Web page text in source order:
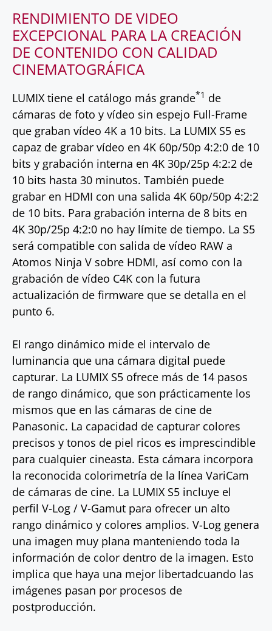
RENDIMIENTO DE VIDEO
EXCEPCIONAL PARA LA CREACIÓN
DE CONTENIDO CON CALIDAD
CINEMATOGRÁFICA
LUMIX tiene el catálogo más grande*1 de
cámaras de foto y vídeo sin espejo Full-Frame
que graban vídeo 4K a 10 bits. La LUMIX S5 es
capaz de grabar vídeo en 4K 60p/50p 4:2:0 de 10
bits y grabación interna en 4K 30p/25p 4:2:2 de
10 bits hasta 30 minutos. También puede
grabar en HDMI con una salida 4K 60p/50p 4:2:2
de 10 bits. Para grabación interna de 8 bits en
4K 30p/25p 4:2:0 no hay límite de tiempo. La S5
será compatible con salida de vídeo RAW a
Atomos Ninja V sobre HDMI, así como con la
grabación de vídeo C4K con la futura
actualización de firmware que se detalla en el
punto 6.
El rango dinámico mide el intervalo de
luminancia que una cámara digital puede
capturar. La LUMIX S5 ofrece más de 14 pasos
de rango dinámico, que son prácticamente los
mismos que en las cámaras de cine de
Panasonic. La capacidad de capturar colores
precisos y tonos de piel ricos es imprescindible
para cualquier cineasta. Esta cámara incorpora
la reconocida colorimetría de la línea VariCam
de cámaras de cine. La LUMIX S5 incluye el
perfil V-Log / V-Gamut para ofrecer un alto
rango dinámico y colores amplios. V-Log genera
una imagen muy plana manteniendo toda la
información de color dentro de la imagen. Esto
implica que haya una mejor libertadcuando las
imágenes pasan por procesos de
postproducción.